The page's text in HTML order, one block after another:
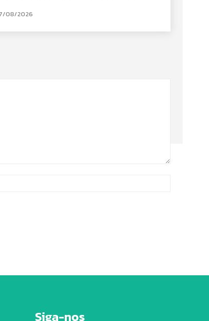
08/2026
Siga-nos